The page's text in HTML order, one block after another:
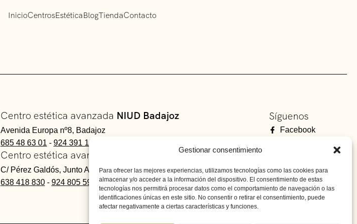
Gestionar consentimiento
Para ofrecer las mejores experiencias, utilizamos tecnologías como las cookies para
almacenar y/o acceder a la información del dispositivo. El consentimiento de estas
tecnologías nos permitirá procesar datos como el comportamiento de navegación o las
identificaciones únicas en este sitio. No consentir o retirar el consentimiento, puede
afectar negativamente a ciertas características y funciones.
InicioCentrosEstéticaBlogTiendaContacto
Centro estética avanzada NIUD Badajoz
Avenida Europa nº8, Badajoz
685 48 63 01 - 924 391 154
Centro estética avanzada NIUD Don Benito
C/ Pérez Galdós, Junto Avda. Principal. Don Benito, Badajoz
638 418 830- 924 805 595
Síguenos
Facebook
Youtube